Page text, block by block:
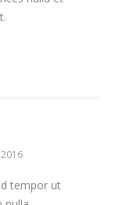
tempor ut